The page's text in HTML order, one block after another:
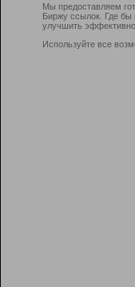
Мы предоставляем
Биржу ссылок. Где бы
улучшить
Используйте все